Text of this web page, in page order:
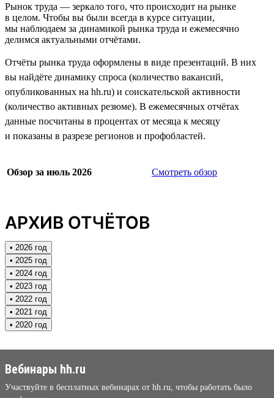
Рынок труда — зеркало того, что происходит на рынке
в целом. Чтобы вы были всегда в курсе ситуации,
мы наблюдаем за динамикой рынка труда и ежемесячно
делимся актуальными отчётами.
Отчёты рынка труда оформлены в виде презентаций. В них
вы найдёте динамику спроса (количество вакансий,
опубликованных на hh.ru) и соискательской активности
(количество активных резюме). В ежемесячных отчётах
данные посчитаны в процентах от месяца к месяцу
и показаны в разрезе регионов и профобластей.
Обзор за июль 2026 Смотреть обзор
АРХИВ ОТЧЁТОВ
• 2026 год
• 2025 год
• 2024 год
• 2023 год
• 2022 год
• 2021 год
• 2020 год
Вебинары hh.ru
Участвуйте в бесплатных вебинарах от hh.ru, чтобы работать было